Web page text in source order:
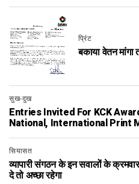
प्रिंट
बकाया वेतन मांगा
सुख-दुख
Entries Invited For KCK
National, International Print
सियासत
व्यापारी संगठन के इन सवालों के
दे तो अच्छा रहेगा